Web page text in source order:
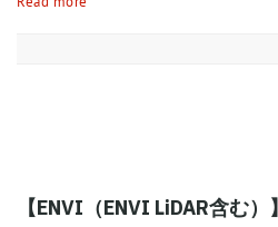
【ENVI（ENVI LiDAR含む）】